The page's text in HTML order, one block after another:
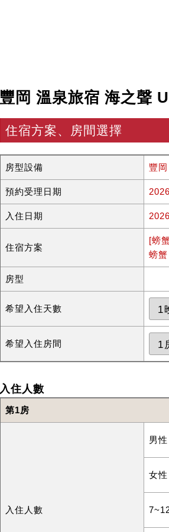
豐岡 溫泉旅宿 海之聲
住宿方案、房間選擇
房型設備 豐
預約受理日期
入住日期
住宿方案
[螃
螃蟹
房型
希望入住天數
希望入住房間
入住人數
第1房
入住人數
男性
女性